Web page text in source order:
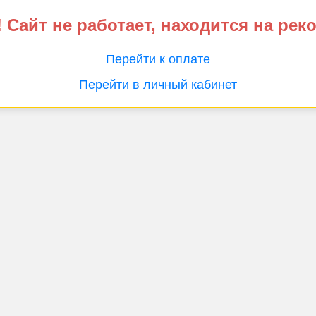
не работает, находится на
Перейти к оплате
Перейти в личный кабинет